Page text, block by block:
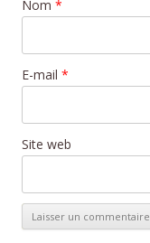
Nom *
E-mail *
Site web